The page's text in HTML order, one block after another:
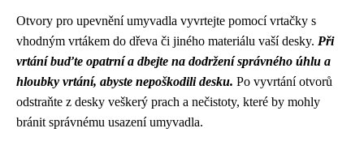
Otvory pro upevnění umyvadla vyvrtejte pomocí vrtačky s
vhodným vrtákem do dřeva či jiného materiálu vaší desky. Při
vrtání buďte opatrní a dbejte na dodržení správného úhlu a
hloubky vrtání, abyste nepoškodili desku. Po vyvrtání otvorů
odstraňte z desky veškerý prach a nečistoty, které by mohly
bránit správnému usazení umyvadla.